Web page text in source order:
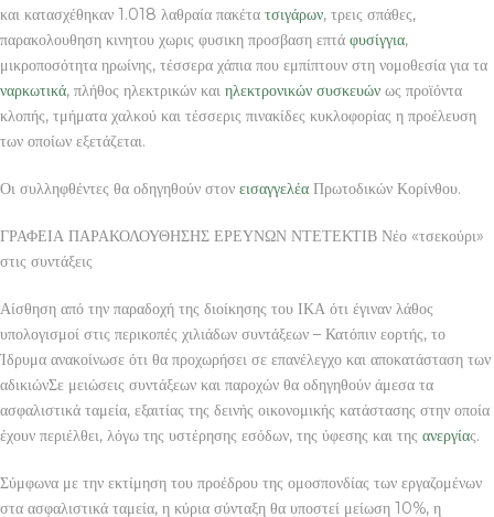
και κατασχέθηκαν 1.018 λαθραία πακέτα τσιγάρων, τρεις σπάθες,
παρακολουθηση κινητου χωρις φυσικη προσβαση επτά φυσίγγια,
μικροποσότητα ηρωίνης, τέσσερα χάπια που εμπίπτουν στη νομοθεσία για τα
ναρκωτικά, πλήθος ηλεκτρικών και ηλεκτρονικών συσκευών ως προϊόντα
κλοπής, τμήματα χαλκού και τέσσερις πινακίδες κυκλοφορίας η προέλευση
των οποίων εξετάζεται.
Οι συλληφθέντες θα οδηγηθούν στον εισαγγελέα Πρωτοδικών Κορίνθου.
ΓΡΑΦΕΙΑ ΠΑΡΑΚΟΛΟΥΘΗΣΗΣ ΕΡΕΥΝΩΝ ΝΤΕΤΕΚΤΙΒ Νέο «τσεκούρι»
στις συντάξεις
Αίσθηση από την παραδοχή της διοίκησης του ΙΚΑ ότι έγιναν λάθος
υπολογισμοί στις περικοπές χιλιάδων συντάξεων – Κατόπιν εορτής, το
Ίδρυμα ανακοίνωσε ότι θα προχωρήσει σε επανέλεγχο και αποκατάσταση των
αδικιώνΣε μειώσεις συντάξεων και παροχών θα οδηγηθούν άμεσα τα
ασφαλιστικά ταμεία, εξαιτίας της δεινής οικονομικής κατάστασης στην οποία
έχουν περιέλθει, λόγω της υστέρησης εσόδων, της ύφεσης και της ανεργίας.
Σύμφωνα με την εκτίμηση του προέδρου της ομοσπονδίας των εργαζομένων
στα ασφαλιστικά ταμεία, η κύρια σύνταξη θα υποστεί μείωση 10%, η